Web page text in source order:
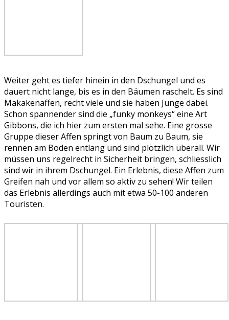
Weiter geht es tiefer hinein in den Dschungel und es
dauert nicht lange, bis es in den Bäumen raschelt. Es sind
Makakenaffen, recht viele und sie haben Junge dabei.
Schon spannender sind die „funky monkeys“ eine Art
Gibbons, die ich hier zum ersten mal sehe. Eine grosse
Gruppe dieser Affen springt von Baum zu Baum, sie
rennen am Boden entlang und sind plötzlich überall. Wir
müssen uns regelrecht in Sicherheit bringen, schliesslich
sind wir in ihrem Dschungel. Ein Erlebnis, diese Affen zum
Greifen nah und vor allem so aktiv zu sehen! Wir teilen
das Erlebnis allerdings auch mit etwa 50-100 anderen
Touristen.